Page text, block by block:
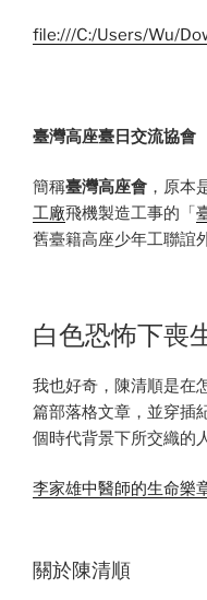
file:///C:/Users/Wu/
臺灣高座臺日交流協會
簡稱臺灣高座會 ，原本
工廠飛機製造工事的「
舊臺籍高座少年工聯誼
白色恐怖下喪
我也好奇，陳清順是在
篇部落格文章，並穿插
個時代背景下所交織的
李家雄中醫師的生命樂
關於陳清順